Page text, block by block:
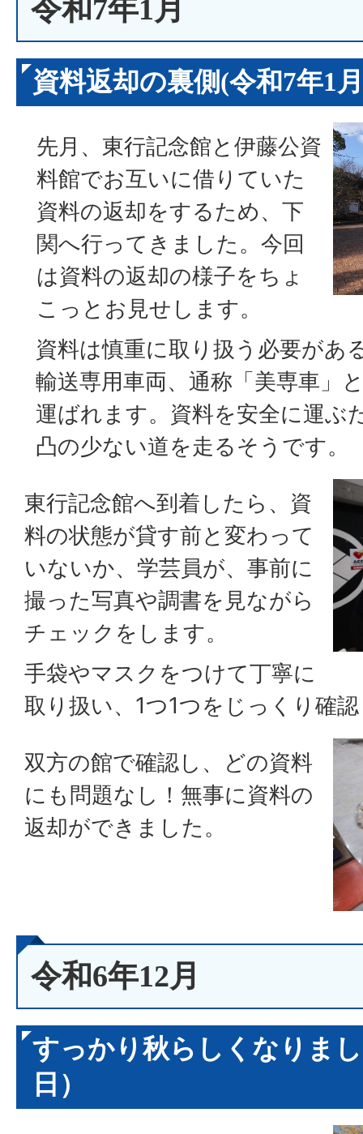
令和7年1月
資料返却の裏側(令和7年1
先月、東行記念館と伊藤公資
料館でお互いに借りていた
資料の返却をするため、下
関へ行ってきました。今回
は資料の返却の様子をちょ
こっとお見せします。
資料は慎重に取り扱う必要があ
輸送専用車両、通称「美専車」
運ばれます。資料を安全に運ぶ
凸の少ない道を走るそうです。
東行記念館へ到着したら、資
料の状態が貸す前と変わって
いないか、学芸員が、事前に
撮った写真や調書を見ながら
チェックをします。
手袋やマスクをつけて丁寧に
取り扱い、1つ1つをじっくり確
双方の館で確認し、どの資料
にも問題なし！無事に資料の
返却ができました。
令和6年12月
すっかり秋らしくなりま
日）